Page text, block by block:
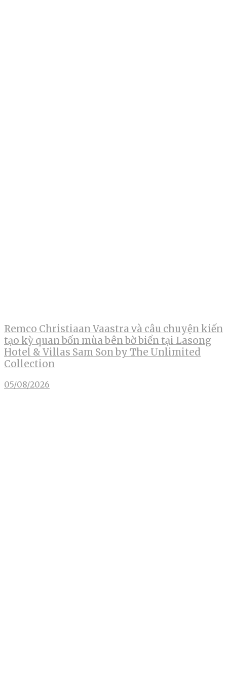
Remco Christiaan Vaastra và câu chuyện kiến
tạo kỳ quan bốn mùa bên bờ biển tại Lasong
Hotel & Villas Sam Son by The Unlimited
Collection
05/08/2026